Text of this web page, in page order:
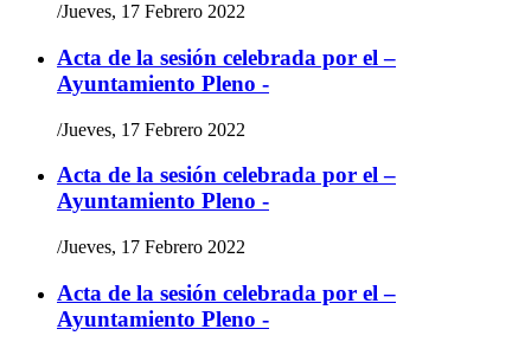
/Jueves, 17 Febrero 2022
Acta de la sesión celebrada por el –
Ayuntamiento Pleno -
/Jueves, 17 Febrero 2022
Acta de la sesión celebrada por el –
Ayuntamiento Pleno -
/Jueves, 17 Febrero 2022
Acta de la sesión celebrada por el –
Ayuntamiento Pleno -